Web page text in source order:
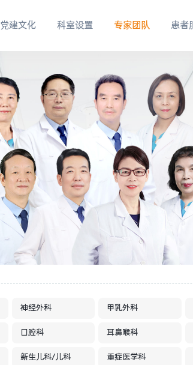
党建文化 科室设置 专家团队 患者
神经外科 甲乳外科
口腔科 耳鼻喉科
新生儿科/儿科 重症医学科